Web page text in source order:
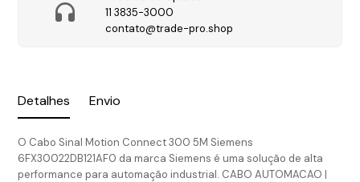
Detalhes Envio
O Cabo Sinal Motion Connect 300 5M Siemens
6FX30022DB121AF0 da marca Siemens é uma solução de alta
performance para automação industrial. CABO AUTOMACAO |
11 3835-3000
contato@trade-pro.shop